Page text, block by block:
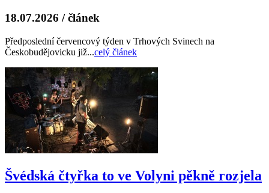
18.07.2026 / článek
Předposlední červencový týden v Trhových Svinech na
Českobudějovicku již...celý článek
Švédská čtyřka to ve Volyni pěkně rozjela